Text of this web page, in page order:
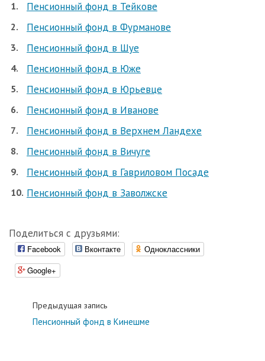
Пенсионный фонд в Тейкове
Пенсионный фонд в Фурманове
Пенсионный фонд в Шуе
Пенсионный фонд в Юже
Пенсионный фонд в Юрьевце
Пенсионный фонд в Иванове
Пенсионный фонд в Верхнем Ландехе
Пенсионный фонд в Вичуге
Пенсионный фонд в Гавриловом Посаде
Пенсионный фонд в Заволжске
Поделиться с друзьями:
Facebook Вконтакте
Одноклассники
Google+
Предыдущая запись
Пенсионный фонд в Кинешме